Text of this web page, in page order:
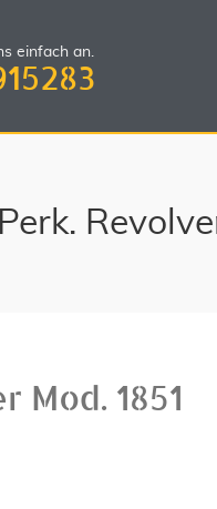
einfach an.
Mod. 1851